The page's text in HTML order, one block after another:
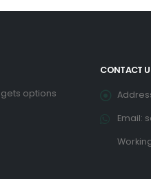
options
CONTACT
Email: